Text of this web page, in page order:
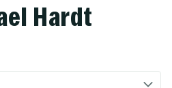
Hardt